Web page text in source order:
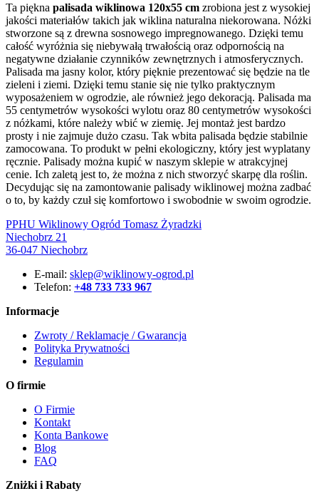
Ta piękna palisada wiklinowa 120x55 cm zrobiona jest z wysokiej
jakości materiałów takich jak wiklina naturalna niekorowana. Nóżki
stworzone są z drewna sosnowego impregnowanego. Dzięki temu
całość wyróżnia się niebywałą trwałością oraz odpornością na
negatywne działanie czynników zewnętrznych i atmosferycznych.
Palisada ma jasny kolor, który pięknie prezentować się będzie na tle
zieleni i ziemi. Dzięki temu stanie się nie tylko praktycznym
wyposażeniem w ogrodzie, ale również jego dekoracją. Palisada ma
55 centymetrów wysokości wylotu oraz 80 centymetrów wysokości
z nóżkami, które należy wbić w ziemię. Jej montaż jest bardzo
prosty i nie zajmuje dużo czasu. Tak wbita palisada będzie stabilnie
zamocowana. To produkt w pełni ekologiczny, który jest wyplatany
ręcznie. Palisady można kupić w naszym sklepie w atrakcyjnej
cenie. Ich zaletą jest to, że można z nich stworzyć skarpę dla roślin.
Decydując się na zamontowanie palisady wiklinowej można zadbać
o to, by każdy czuł się komfortowo i swobodnie w swoim ogrodzie.
PPHU Wiklinowy Ogród Tomasz Żyradzki
Niechobrz 21
36-047 Niechobrz
E-mail: sklep@wiklinowy-ogrod.pl
Telefon: +48 733 733 967
Informacje
Zwroty / Reklamacje / Gwarancja
Polityka Prywatności
Regulamin
O firmie
O Firmie
Kontakt
Konta Bankowe
Blog
FAQ
Zniżki i Rabaty